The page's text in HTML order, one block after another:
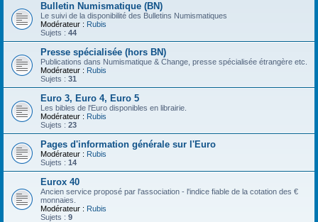
Bulletin Numismatique (BN)
Le suivi de la disponibilité des Bulletins Numismatiques
Modérateur : Rubis
Sujets : 44
Presse spécialisée (hors BN)
Publications dans Numismatique & Change, presse spécialisée étrangère etc.
Modérateur : Rubis
Sujets : 31
Euro 3, Euro 4, Euro 5
Les bibles de l'Euro disponibles en librairie.
Modérateur : Rubis
Sujets : 23
Pages d'information générale sur l'Euro
Modérateur : Rubis
Sujets : 14
Eurox 40
Ancien service proposé par l'association - l'indice fiable de la cotation des €
monnaies.
Modérateur : Rubis
Sujets : 9